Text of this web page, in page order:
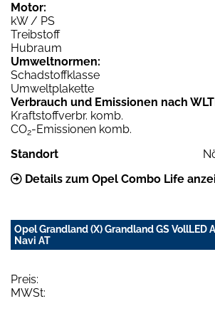
Motor:
kW / PS
Treibstoff
Hubraum
Umweltnormen:
Schadstoffklasse
Umweltplakette
Verbrauch und Emissionen nach
Kraftstoffverbr. komb.
CO2-Emissionen komb.
Standort
Details zum Opel Combo Life
Opel Grandland (X) Grandland GS VollLED
Navi AT
Preis:
MWSt: